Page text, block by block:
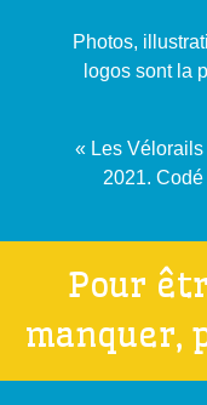
Photos,
logos sont la
« Les
2021.
Pour
manquer,